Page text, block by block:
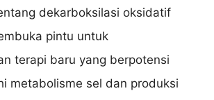
dekarboksilasi oksidatif
pintu untuk
terapi baru yang berpotensi
metabolisme sel dan produksi